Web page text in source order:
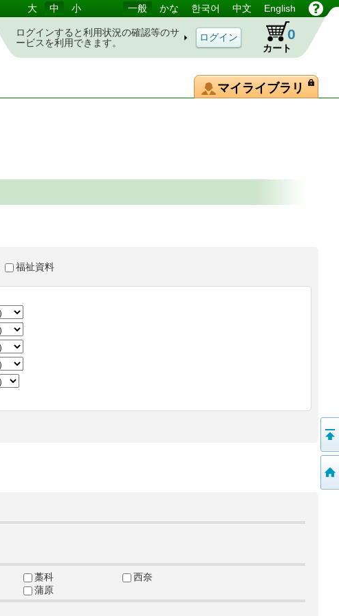
大 中 小 一般 かな 한국어 中文 English
ログインすると利用状況の確認等のサ
ービスを利用できます。
カート
0
マイライブラリ
福祉資料
藁科
西奈
蒲原